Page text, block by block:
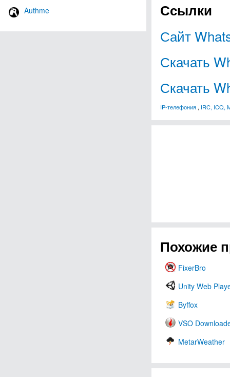
Authme
Ссылки
Сайт
Скачать
Скачать
IP-телефония , IRC, ICQ,
Похожие
FixerBro
Unity Web
Byffox
VSO
MetarWeather